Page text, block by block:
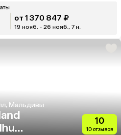
от 1 370 847 ₽
19 нояб. - 26 нояб., 7 н.
Мальдивы
10
10 отзывов